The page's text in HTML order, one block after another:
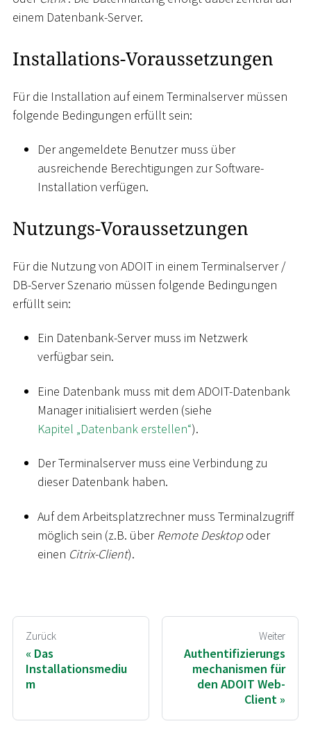
einem Datenbank-Server.
Installations-Voraussetzungen
Für die Installation auf einem Terminalserver müssen
folgende Bedingungen erfüllt sein:
Der angemeldete Benutzer muss über
ausreichende Berechtigungen zur Software-
Installation verfügen.
Nutzungs-Voraussetzungen
Für die Nutzung von ADOIT in einem Terminalserver /
DB-Server Szenario müssen folgende Bedingungen
erfüllt sein:
Ein Datenbank-Server muss im Netzwerk
verfügbar sein.
Eine Datenbank muss mit dem ADOIT-Datenbank
Manager initialisiert werden (siehe
Kapitel „Datenbank erstellen“).
Der Terminalserver muss eine Verbindung zu
dieser Datenbank haben.
Auf dem Arbeitsplatzrechner muss Terminalzugriff
möglich sein (z.B. überRemote Desktopoder
einen Citrix-Client).
Zurück
Das
Installationsmediu
m
Weiter
Authentifizierungs
mechanismen für
den ADOIT Web-
Client